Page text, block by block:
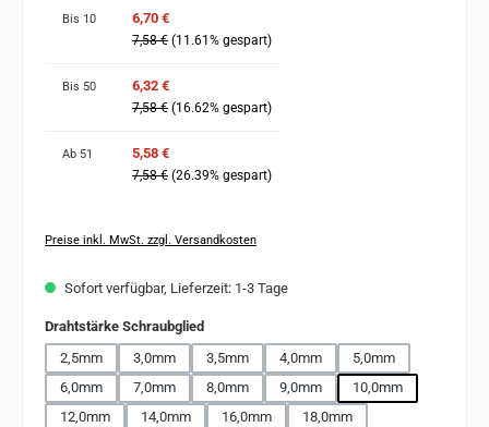
Bis 10 6,70 €
7,58 € (11.61% gespart)
Bis 50 6,32 €
7,58 € (16.62% gespart)
Ab 51 5,58 €
7,58 € (26.39% gespart)
Preise inkl. MwSt. zzgl. Versandkosten
Sofort verfügbar, Lieferzeit: 1-3 Tage
Drahtstärke Schraubgliedauswählen
2,5mm
3,0mm 3,5mm 4,0mm
5,0mm
6,0mm
7,0mm 8,0mm 9,0mm
10,0mm
12,0mm
14,0mm 16,0mm
18,0mm